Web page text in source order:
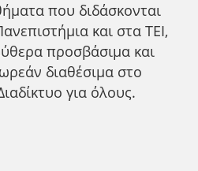
που διδάσκονται
και στα ΤΕΙ,
προσβάσιμα και
διαθέσιμα στο
για όλους.